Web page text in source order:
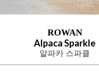
ROWAN
Alpaca Sparkle
알파카 스파클